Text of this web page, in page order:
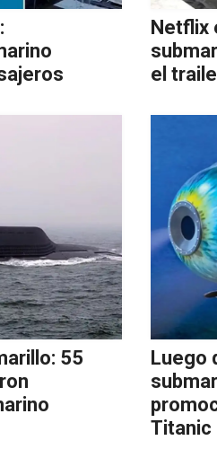
Netflix
el
55
Luego
Titanic